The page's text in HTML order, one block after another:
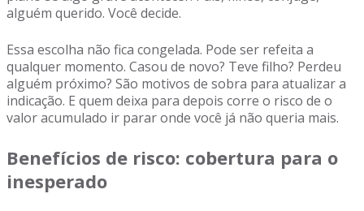
alguém querido. Você decide.
Essa escolha não fica congelada. Pode ser refeita a
qualquer momento. Casou de novo? Teve filho? Perdeu
alguém próximo? São motivos de sobra para atualizar a
indicação. E quem deixa para depois corre o risco de o
valor acumulado ir parar onde você já não queria mais.
Benefícios de risco: cobertura para o
inesperado